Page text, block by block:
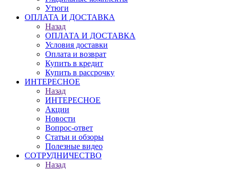
Утюги
ОПЛАТА И ДОСТАВКА
Назад
ОПЛАТА И ДОСТАВКА
Условия доставки
Оплата и возврат
Купить в кредит
Купить в рассрочку
ИНТЕРЕСНОЕ
Назад
ИНТЕРЕСНОЕ
Акции
Новости
Вопрос-ответ
Статьи и обзоры
Полезные видео
СОТРУДНИЧЕСТВО
Назад